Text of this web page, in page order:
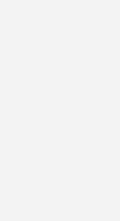
nordfränkischen
leistungsstärksten
Rennsteig
der
haben eine
Vorhaben zu
Bayern mit
schon wieder